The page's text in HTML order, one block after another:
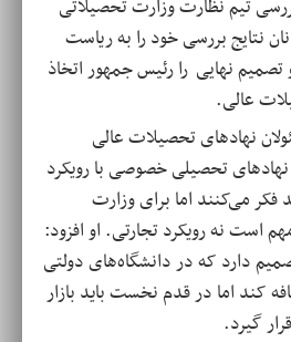
تیم نظارت وزارت تحصیلاتی
نتایج بررسی خود را به ریاست
نهایی را رئیس جمهور اتخاذ
عالی.
نهادهای تحصیلات عالی
تحصیلی خصوصی با رویکرد
می‌کنند اما برای وزارت
است نه رویکرد تجارتی. او افزود:
دارد که در دانشگاه‌های دولتی
کند اما در قدم نخست باید بازار
گیرد.